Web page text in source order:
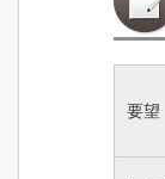
要望